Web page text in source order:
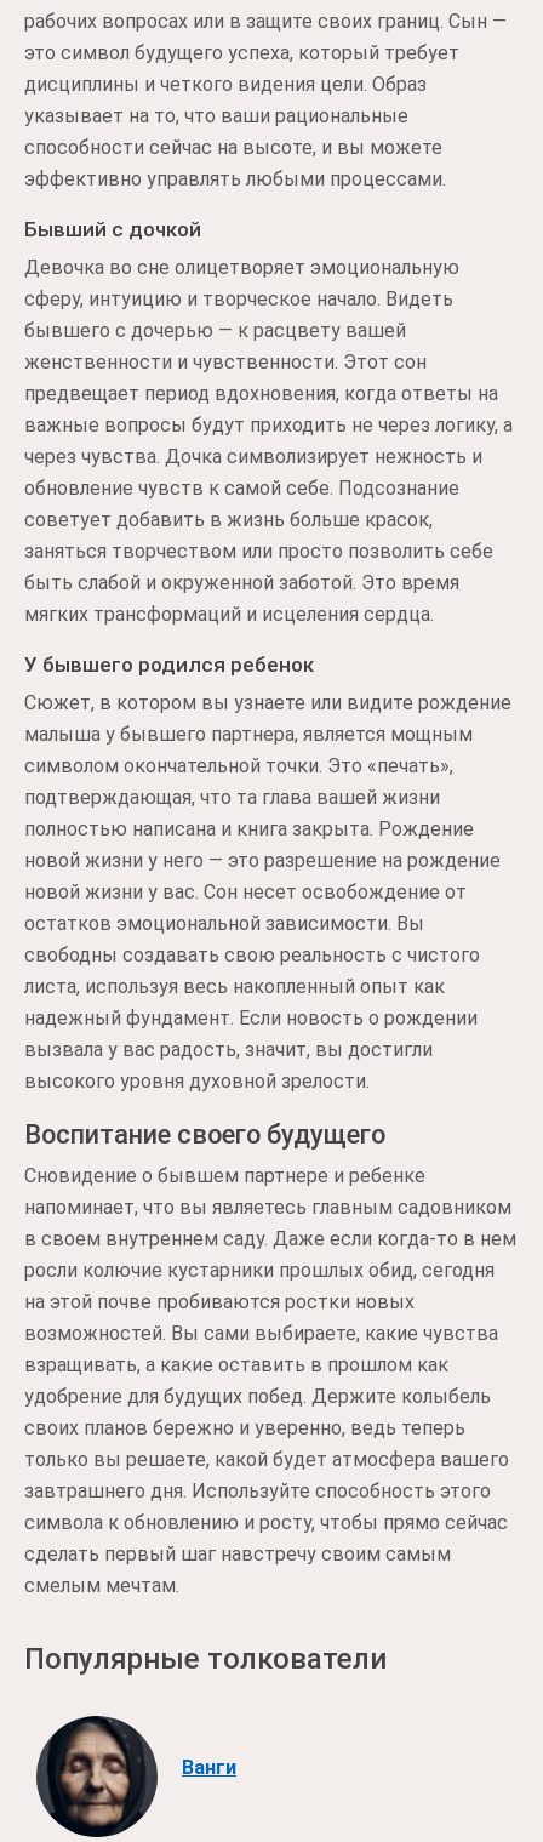
рабочих вопросах или в защите своих границ. Сын —
это символ будущего успеха, который требует
дисциплины и четкого видения цели. Образ
указывает на то, что ваши рациональные
способности сейчас на высоте, и вы можете
эффективно управлять любыми процессами.
Бывший с дочкой
Девочка во сне олицетворяет эмоциональную
сферу, интуицию и творческое начало. Видеть
бывшего с дочерью — к расцвету вашей
женственности и чувственности. Этот сон
предвещает период вдохновения, когда ответы на
важные вопросы будут приходить не через логику, а
через чувства. Дочка символизирует нежность и
обновление чувств к самой себе. Подсознание
советует добавить в жизнь больше красок,
заняться творчеством или просто позволить себе
быть слабой и окруженной заботой. Это время
мягких трансформаций и исцеления сердца.
У бывшего родился ребенок
Сюжет, в котором вы узнаете или видите рождение
малыша у бывшего партнера, является мощным
символом окончательной точки. Это «печать»,
подтверждающая, что та глава вашей жизни
полностью написана и книга закрыта. Рождение
новой жизни у него — это разрешение на рождение
новой жизни у вас. Сон несет освобождение от
остатков эмоциональной зависимости. Вы
свободны создавать свою реальность с чистого
листа, используя весь накопленный опыт как
надежный фундамент. Если новость о рождении
вызвала у вас радость, значит, вы достигли
высокого уровня духовной зрелости.
Воспитание своего будущего
Сновидение о бывшем партнере и ребенке
напоминает, что вы являетесь главным садовником
в своем внутреннем саду. Даже если когда-то в нем
росли колючие кустарники прошлых обид, сегодня
на этой почве пробиваются ростки новых
возможностей. Вы сами выбираете, какие чувства
взращивать, а какие оставить в прошлом как
удобрение для будущих побед. Держите колыбель
своих планов бережно и уверенно, ведь теперь
только вы решаете, какой будет атмосфера вашего
завтрашнего дня. Используйте способность этого
символа к обновлению и росту, чтобы прямо сейчас
сделать первый шаг навстречу своим самым
смелым мечтам.
Популярные толкователи
Ванги